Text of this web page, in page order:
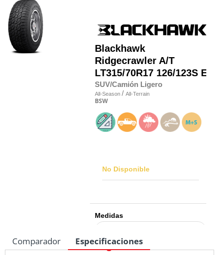
Blackhawk
Ridgecrawler A/T
LT315/70R17 126/123S E
SUV/Camión Ligero
All-Season / All-Terrain
BSW
No Disponible
Medidas
Comparador Especificaciones